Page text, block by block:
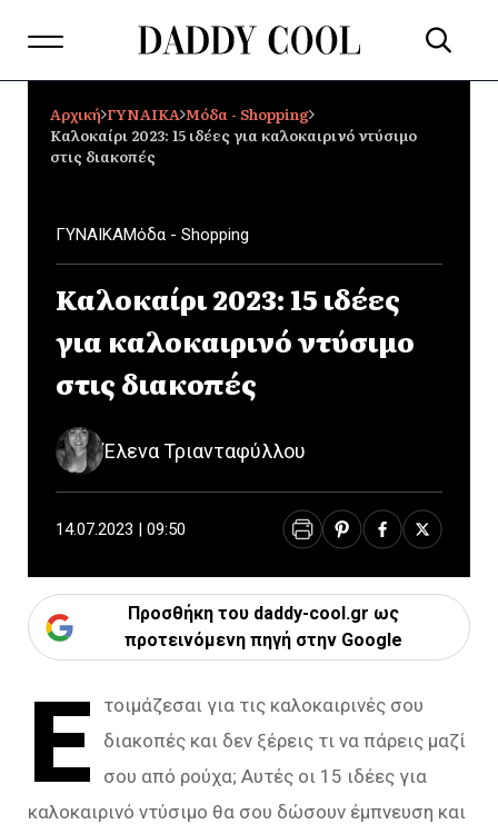
Αρχική ΓΥΝΑΙΚΑ Μόδα - Shopping
Καλοκαίρι 2023: 15 ιδέες για καλοκαιρινό ντύσιμο
στις διακοπές
ΓΥΝΑΙΚΑΜόδα - Shopping
Καλοκαίρι 2023: 15 ιδέες
για καλοκαιρινό ντύσιμο
στις διακοπές
Έλενα Τριανταφύλλου
14.07.2023 | 09:50
Προσθήκη του daddy-cool.gr ως
προτεινόμενη πηγή στην Google
Ε
τοιμάζεσαι για τις καλοκαιρινές σου
διακοπές και δεν ξέρεις τι να πάρεις μαζί
σου από ρούχα; Αυτές οι 15 ιδέες για
καλοκαιρινό ντύσιμο θα σου δώσουν έμπνευση και